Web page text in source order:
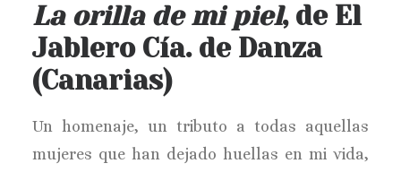
La orilla de mi piel, de El
Jablero Cía. de Danza
(Canarias)
Un homenaje, un tributo a todas aquellas
mujeres que han dejado huellas en mi vida,